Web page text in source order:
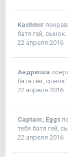
Kashmir
батя гей,
22 апреля 2016
Андрюша
батя гей,
22 апреля 2016
Captain_Eggs
тебя батя гей,
22 апреля 2016